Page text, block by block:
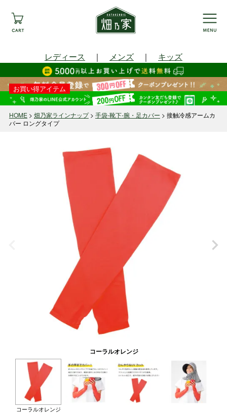
レディース ｜ メンズ ｜ キッズ
HOME 畑乃家ラインナップ 手袋-靴下-腕・足カバー
接触冷感アームカ
バー ロングタイプ
コーラルオレンジ
コーラルオレンジ
お買い得アイテム